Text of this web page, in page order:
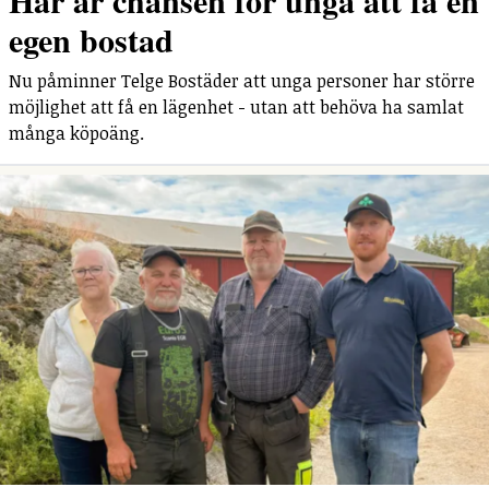
egen bostad
Nu påminner Telge Bostäder att unga personer har större
möjlighet att få en lägenhet - utan att behöva ha samlat
många köpoäng.